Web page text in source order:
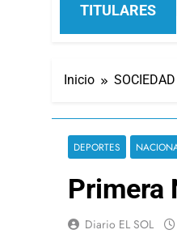
TITULARES
Inicio SOCIEDAD
DEPORTES
Primera
Diario EL SOL